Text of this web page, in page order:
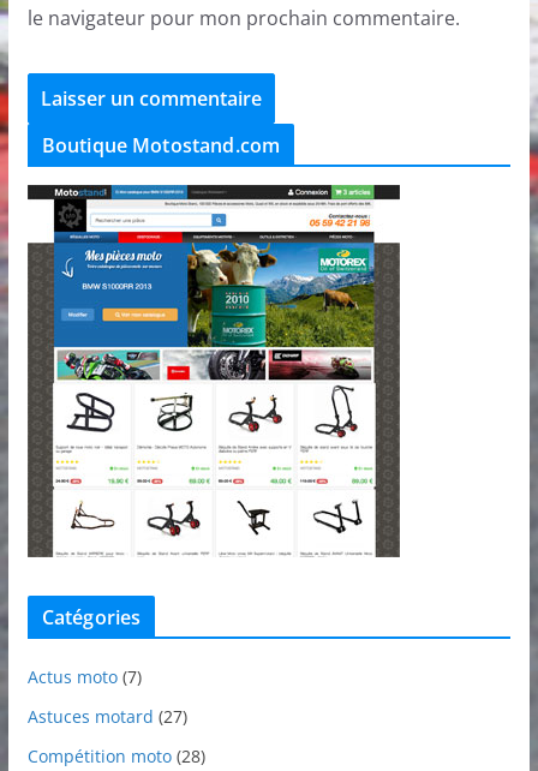
le navigateur pour mon prochain commentaire.
Boutique Motostand.com
Catégories
Actus moto(7)
Astuces motard (27)
Compétition moto(28)